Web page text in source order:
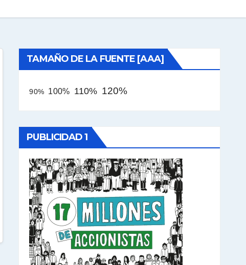
TAMAÑO DE LA FUENTE [AAA]
90% 100% 110% 120%
PUBLICIDAD 1